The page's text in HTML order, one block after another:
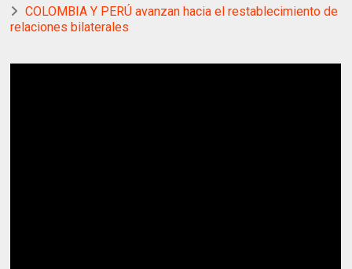
COLOMBIA Y PERÚ avanzan hacia el restablecimiento de
relaciones bilaterales